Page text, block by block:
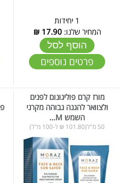
1 יחידות
המחיר שלנו:17.90
₪
הוסף לסל
פרטים נוספים
מורז קרם פוליגונום לפנים
ולצוואר להגנה גבוהה מקרני
השמש M...
50 מ"ל(101.80 ₪ ל-100 מ"ל)